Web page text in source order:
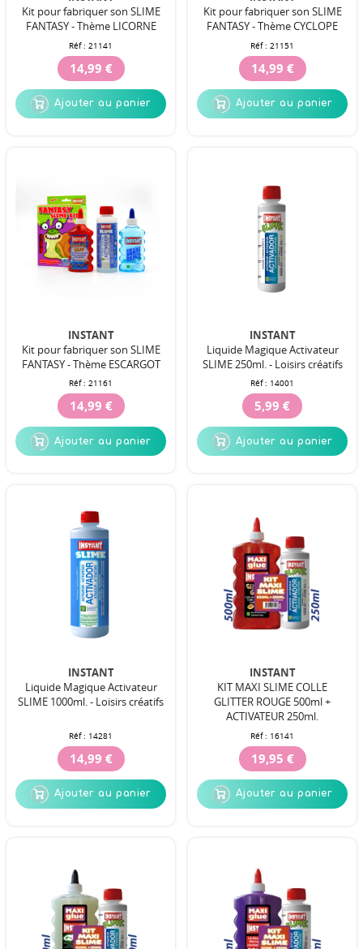
Kit pour fabriquer son SLIME
FANTASY - Thème LICORNE
Réf : 21141
14,99 €
Ajouter au panier
Kit pour fabriquer son SLIME
FANTASY - Thème CYCLOPE
Réf : 21151
14,99 €
Ajouter au panier
INSTANT
Kit pour fabriquer son SLIME
FANTASY - Thème ESCARGOT
Réf : 21161
14,99 €
Ajouter au panier
INSTANT
Liquide Magique Activateur
SLIME 250ml. - Loisirs créatifs
Réf : 14001
5,99 €
Ajouter au panier
INSTANT
Liquide Magique Activateur
SLIME 1000ml. - Loisirs créatifs
Réf : 14281
14,99 €
Ajouter au panier
INSTANT
KIT MAXI SLIME COLLE
GLITTER ROUGE 500ml +
ACTIVATEUR 250ml.
Réf : 16141
19,95 €
Ajouter au panier